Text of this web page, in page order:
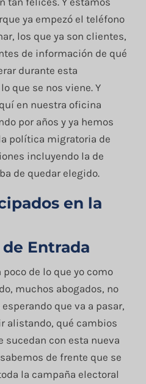
ya empezó el teléfono
los que ya son clientes,
de información de qué
durante esta
que se nos viene. Y
en nuestra oficina
por años y ya hemos
política migratoria de
incluyendo la de
de quedar elegido.
en la
Entrada
de lo que yo como
muchos abogados, no
que va a pasar,
alistando, qué cambios
sucedan con esta nueva
de frente que se
la campaña electoral